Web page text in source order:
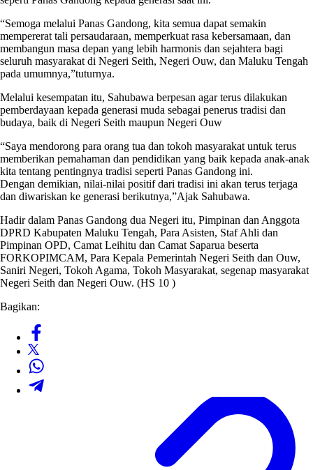
“Semoga melalui Panas Gandong, kita semua dapat semakin
mempererat tali persaudaraan, memperkuat rasa kebersamaan, dan
membangun masa depan yang lebih harmonis dan sejahtera bagi
seluruh masyarakat di Negeri Seith, Negeri Ouw, dan Maluku Tengah
pada umumnya,”tuturnya.
Melalui kesempatan itu, Sahubawa berpesan agar terus dilakukan
pemberdayaan kepada generasi muda sebagai penerus tradisi dan
budaya, baik di Negeri Seith maupun Negeri Ouw
“Saya mendorong para orang tua dan tokoh masyarakat untuk terus
memberikan pemahaman dan pendidikan yang baik kepada anak-anak
kita tentang pentingnya tradisi seperti Panas Gandong ini.
Dengan demikian, nilai-nilai positif dari tradisi ini akan terus terjaga
dan diwariskan ke generasi berikutnya,”Ajak Sahubawa.
Hadir dalam Panas Gandong dua Negeri itu, Pimpinan dan Anggota
DPRD Kabupaten Maluku Tengah, Para Asisten, Staf Ahli dan
Pimpinan OPD, Camat Leihitu dan Camat Saparua beserta
FORKOPIMCAM, Para Kepala Pemerintah Negeri Seith dan Ouw,
Saniri Negeri, Tokoh Agama, Tokoh Masyarakat, segenap masyarakat
Negeri Seith dan Negeri Ouw. (HS 10 )
Bagikan: